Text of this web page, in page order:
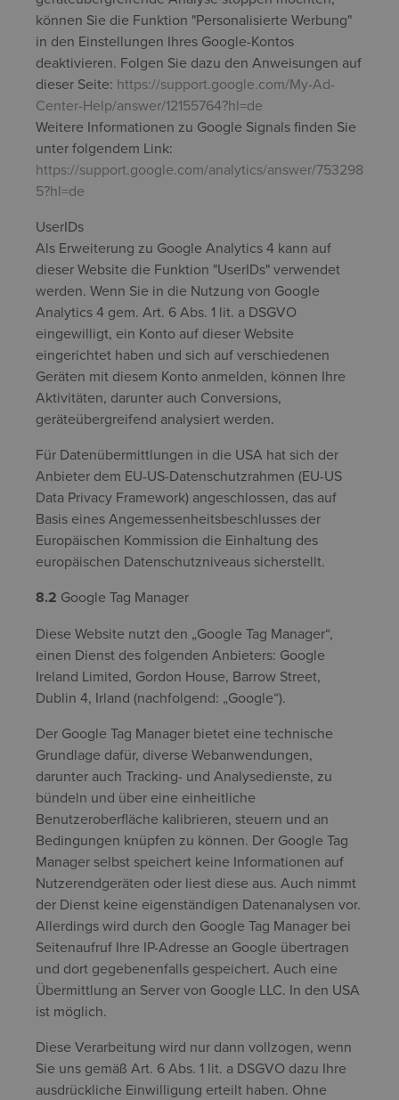
können Sie die Funktion "Personalisierte Werbung"
in den Einstellungen Ihres Google-Kontos
deaktivieren. Folgen Sie dazu den Anweisungen auf
dieser Seite: https://support.google.com/My-Ad-
Center-Help/answer/12155764?hl=de
Weitere Informationen zu Google Signals finden Sie
unter folgendem Link:
https://support.google.com/analytics/answer/753298
5?hl=de
UserIDs
Als Erweiterung zu Google Analytics 4 kann auf
dieser Website die Funktion "UserIDs" verwendet
werden. Wenn Sie in die Nutzung von Google
Analytics 4 gem. Art. 6 Abs. 1 lit. a DSGVO
eingewilligt, ein Konto auf dieser Website
eingerichtet haben und sich auf verschiedenen
Geräten mit diesem Konto anmelden, können Ihre
Aktivitäten, darunter auch Conversions,
geräteübergreifend analysiert werden.
Für Datenübermittlungen in die USA hat sich der
Anbieter dem EU-US-Datenschutzrahmen (EU-US
Data Privacy Framework) angeschlossen, das auf
Basis eines Angemessenheitsbeschlusses der
Europäischen Kommission die Einhaltung des
europäischen Datenschutzniveaus sicherstellt.
8.2 Google Tag Manager
Diese Website nutzt den „Google Tag Manager“,
einen Dienst des folgenden Anbieters: Google
Ireland Limited, Gordon House, Barrow Street,
Dublin 4, Irland (nachfolgend: „Google“).
Der Google Tag Manager bietet eine technische
Grundlage dafür, diverse Webanwendungen,
darunter auch Tracking- und Analysedienste, zu
bündeln und über eine einheitliche
Benutzeroberfläche kalibrieren, steuern und an
Bedingungen knüpfen zu können. Der Google Tag
Manager selbst speichert keine Informationen auf
Nutzerendgeräten oder liest diese aus. Auch nimmt
der Dienst keine eigenständigen Datenanalysen vor.
Allerdings wird durch den Google Tag Manager bei
Seitenaufruf Ihre IP-Adresse an Google übertragen
und dort gegebenenfalls gespeichert. Auch eine
Übermittlung an Server von Google LLC. In den USA
ist möglich.
Diese Verarbeitung wird nur dann vollzogen, wenn
Sie uns gemäß Art. 6 Abs. 1 lit. a DSGVO dazu Ihre
ausdrückliche Einwilligung erteilt haben. Ohne